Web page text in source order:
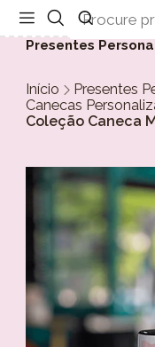
Presentes
Início
Presentes
Canecas
Coleção Caneca